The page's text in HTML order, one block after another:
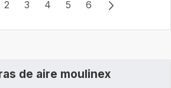
2 3 4 5 6
de aire moulinex